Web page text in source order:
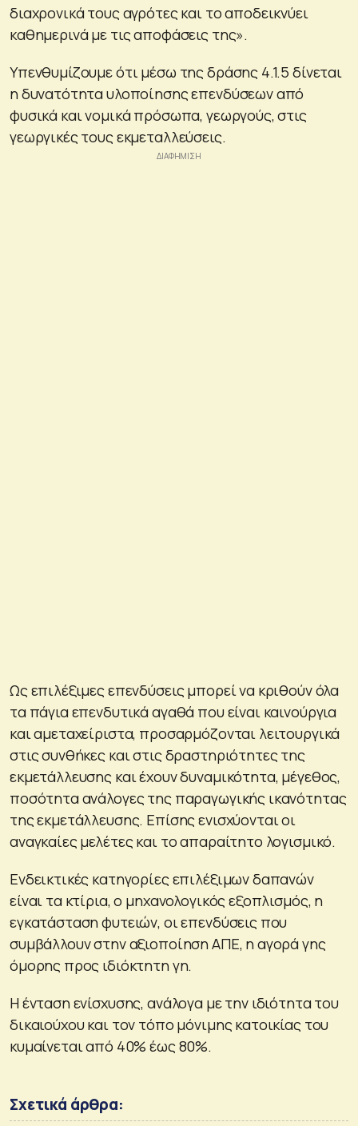
διαχρονικά τους αγρότες και το αποδεικνύει
καθημερινά με τις αποφάσεις της».
Υπενθυμίζουμε ότι μέσω της δράσης 4.1.5 δίνεται
η δυνατότητα υλοποίησης επενδύσεων από
φυσικά και νομικά πρόσωπα, γεωργούς, στις
γεωργικές τους εκμεταλλεύσεις.
Ως επιλέξιμες επενδύσεις μπορεί να κριθούν όλα
τα πάγια επενδυτικά αγαθά που είναι καινούργια
και αμεταχείριστα, προσαρμόζονται λειτουργικά
στις συνθήκες και στις δραστηριότητες της
εκμετάλλευσης και έχουν δυναμικότητα, μέγεθος,
ποσότητα ανάλογες της παραγωγικής ικανότητας
της εκμετάλλευσης. Επίσης ενισχύονται οι
αναγκαίες μελέτες και το απαραίτητο λογισμικό.
Ενδεικτικές κατηγορίες επιλέξιμων δαπανών
είναι τα κτίρια, ο μηχανολογικός εξοπλισμός, η
εγκατάσταση φυτειών, οι επενδύσεις που
συμβάλλουν στην αξιοποίηση ΑΠΕ, η αγορά γης
όμορης προς ιδιόκτητη γη.
Η ένταση ενίσχυσης, ανάλογα με την ιδιότητα του
δικαιούχου και τον τόπο μόνιμης κατοικίας του
κυμαίνεται από 40% έως 80%.
Σχετικά άρθρα: